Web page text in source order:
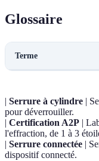
Glossaire
Terme
| Serrure à cylindre |
pour déverrouiller.
| Certification A2P |
l'effraction, de 1 à 3
| Serrure connectée |
dispositif connecté.